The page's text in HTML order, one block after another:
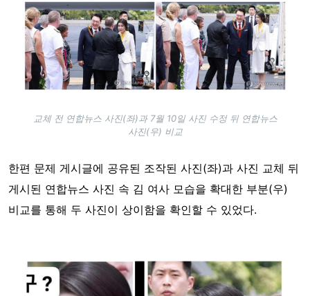
Image
교체 전 연합뉴스 사진(좌)과 7월 10일 사진 수정 뒤 연합뉴스
사진(우) 비교
한편 문제 게시글에 공유된 조작된 사진(좌)과 사진 교체 뒤
게시된 연합뉴스 사진 속 김 여사 모습을 확대한 부분(우)
비교를 통해 두 사진이 상이함을 확인할 수 있었다.
Image